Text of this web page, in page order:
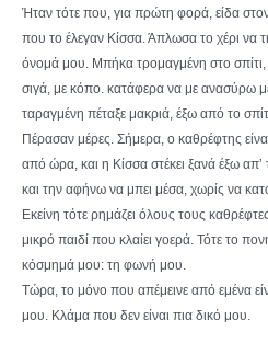
Ήταν τότε που, για πρώτη φορά, είδα
που το έλεγαν Κίσσα. Άπλωσα το χέρι
όνομά μου. Μπήκα τρομαγμένη στο σπίτι,
σιγά, με κόπο. κατάφερα να με ανασύρω
ταραγμένη πέταξε μακριά, έξω από το
Πέρασαν μέρες. Σήμερα, ο καθρέφτης
από ώρα, και η Κίσσα στέκει ξανά έξω
και την αφήνω να μπει μέσα, χωρίς να
Εκείνη τότε ρημάζει όλους τους
μικρό παιδί που κλαίει γοερά. Τότε το
κόσμημά μου: τη φωνή μου.
Τώρα, το μόνο που απέμεινε από εμένα
μου. Κλάμα που δεν είναι πια δικό μου.